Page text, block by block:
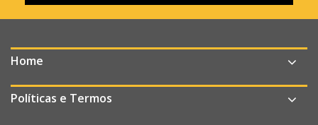
Home
Políticas e Termos